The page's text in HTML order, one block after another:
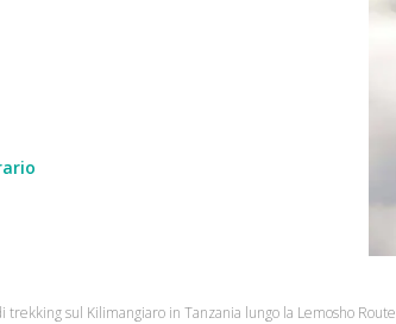
trekking sul Kilimangiaro in Tanzania lungo la Lemosho Route